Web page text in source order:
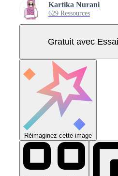
Kartika Nurani
629 Ressources
Gratuit avec Essai
Réimaginez cette image